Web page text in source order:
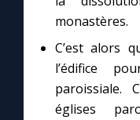
Les premiers
Marie qui défait
Me consacrer à
monastères.
C’est alors
l’édifice
paroissiale.
églises